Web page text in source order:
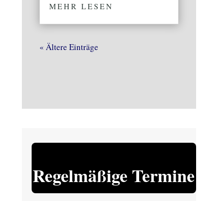
MEHR LESEN
« Ältere Einträge
Regelmäßige Termine